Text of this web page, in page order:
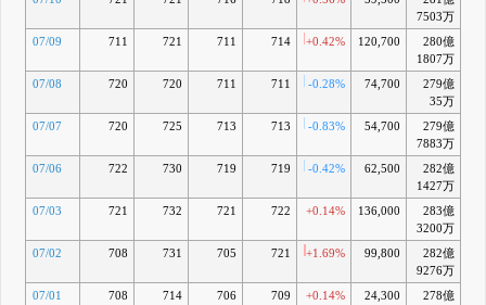
7503万
07/09 711 721 711 714 +0.42% 120,700
280億
1807万
07/08 720 720 711 711 -0.28% 74,700
279億
35万
07/07 720 725 713 713 -0.83% 54,700
279億
7883万
07/06 722 730 719 719 -0.42% 62,500
282億
1427万
07/03 721 732 721 722 +0.14% 136,000
283億
3200万
07/02 708 731 705 721 +1.69% 99,800
282億
9276万
07/01 708 714 706 709 +0.14% 24,300
278億